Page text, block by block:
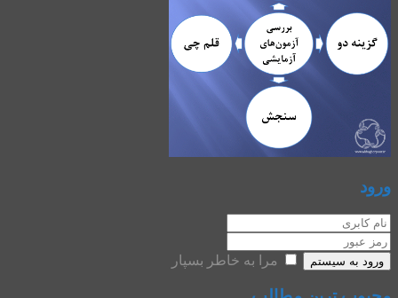
ورود
ورود به سیستم مرا به خاطر بسپار